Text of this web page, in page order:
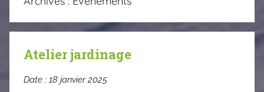
Atelier jardinage
Date : 18 janvier 2025